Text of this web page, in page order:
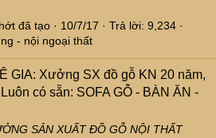
đã tạo 10/7/17
Trả lời: 9,234
- nội ngoại thất
GIA: Xưởng SX đồ gỗ KN 20 năm,
có sẵn: SOFA GỖ - BÀN ĂN -
SẢN XUẤT ĐỒ GỖ NỘI THẤT